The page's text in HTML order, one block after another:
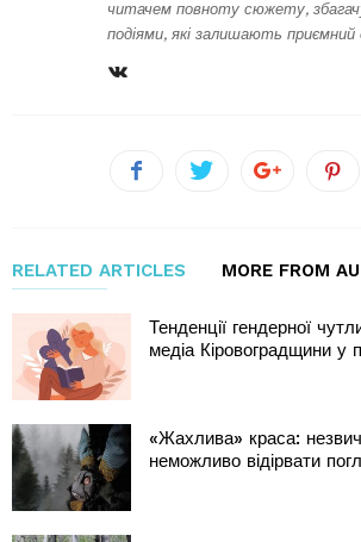
читачем повноту сюжету,
подіями, які залишають приємний
RELATED ARTICLES MORE FROM
Тенденції гендерної
медіа Кіровоградщини у
«Жахлива» краса:
неможливо відірвати